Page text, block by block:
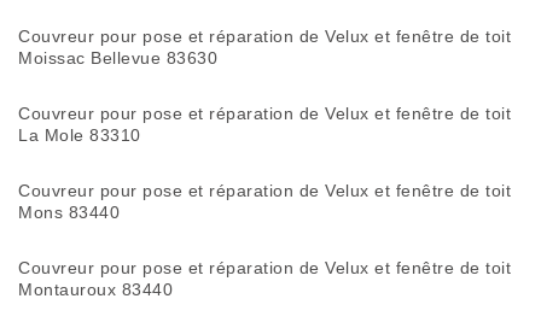
Couvreur pour pose et réparation de Velux et fenêtre de toit
Moissac Bellevue 83630
Couvreur pour pose et réparation de Velux et fenêtre de toit
La Mole 83310
Couvreur pour pose et réparation de Velux et fenêtre de toit
Mons 83440
Couvreur pour pose et réparation de Velux et fenêtre de toit
Montauroux 83440